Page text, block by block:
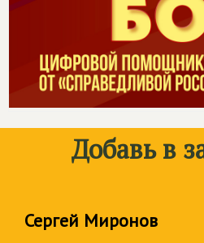
Добавь в
Сергей Миронов